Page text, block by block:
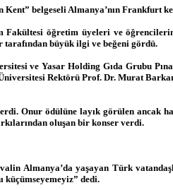
belgeseli Almanya’nın Frankfurt
öğretim üyeleri ve
tarafından büyük ilgi ve beğeni gördü.
ve Yasar Holding Gıda Grubu
Rektörü Prof. Dr. Murat
Onur ödülüne layık görülen ancak
oluşan bir konser verdi.
Almanya’da yaşayan Türk
küçümseyemeyiz” dedi.